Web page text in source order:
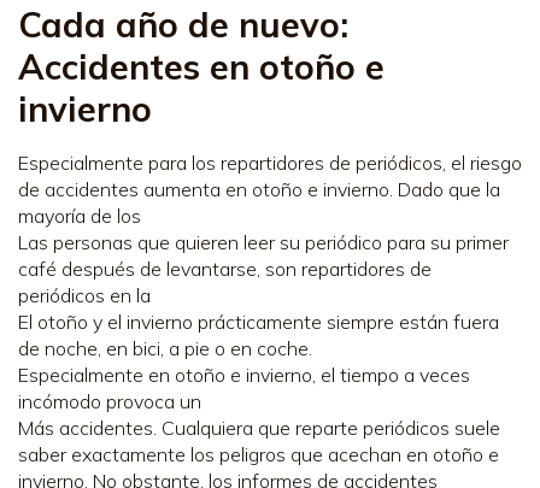
Cada año de nuevo:
Accidentes en otoño e
invierno
Especialmente para los repartidores de periódicos, el riesgo
de accidentes aumenta en otoño e invierno. Dado que la
mayoría de los
Las personas que quieren leer su periódico para su primer
café después de levantarse, son repartidores de
periódicos en la
El otoño y el invierno prácticamente siempre están fuera
de noche, en bici, a pie o en coche.
Especialmente en otoño e invierno, el tiempo a veces
incómodo provoca un
Más accidentes. Cualquiera que reparte periódicos suele
saber exactamente los peligros que acechan en otoño e
invierno. No obstante, los informes de accidentes